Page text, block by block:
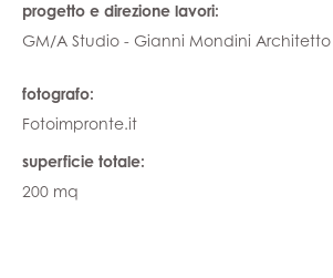
progetto e direzione lavori:
GM/A Studio - Gianni Mondini Architetto
fotografo:
Fotoimpronte.it
superficie totale:
200 mq